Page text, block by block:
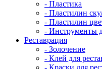
- Пластика
- Пластилин
- Пластилин
- Инструменты
Реставрация
- Золочение
- Клей для
- Краски для